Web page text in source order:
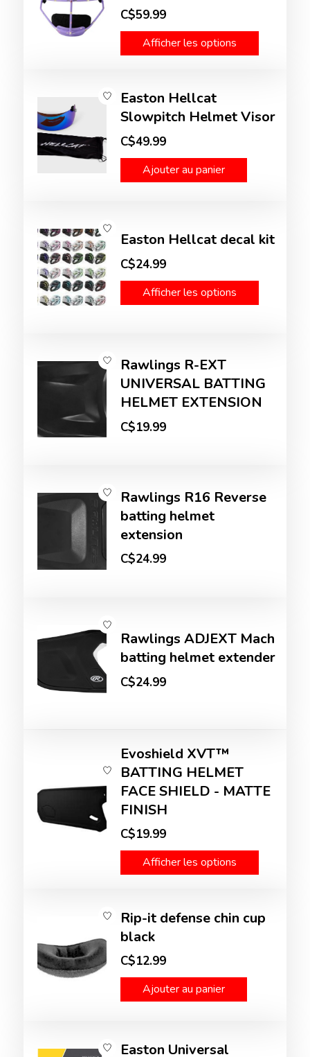
C$59.99
Afficher les options
Easton Hellcat
Slowpitch Helmet Visor
C$49.99
Ajouter au panier
Easton Hellcat decal kit
C$24.99
Afficher les options
Rawlings R-EXT
UNIVERSAL BATTING
HELMET EXTENSION
C$19.99
Rawlings R16 Reverse
batting helmet
extension
C$24.99
Rawlings ADJEXT Mach
batting helmet extender
C$24.99
Evoshield XVT™
BATTING HELMET
FACE SHIELD - MATTE
FINISH
C$19.99
Afficher les options
Rip-it defense chin cup
black
C$12.99
Ajouter au panier
Easton Universal